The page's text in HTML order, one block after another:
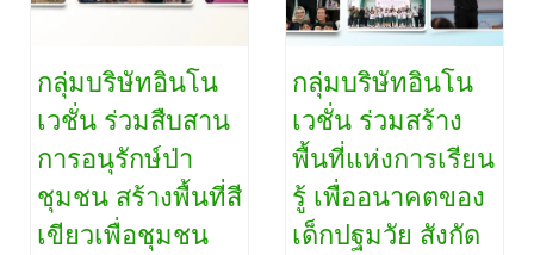
กลุ่มบริษัทอินโน
เวชั่น ร่วมสืบสาน
การอนุรักษ์ป่า
ชุมชน สร้างพื้นที่สี
เขียวเพื่อชุมชน
กลุ่มบริษัทอินโน
เวชั่น ร่วมสร้าง
พื้นที่แห่งการเรียน
รู้ เพื่ออนาคตของ
เด็กปฐมวัย สังกัด